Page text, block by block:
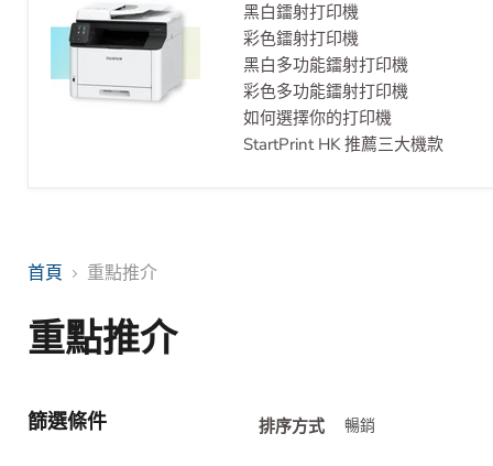
黑白鐳射打印機
彩色鐳射打印機
黑白多功能鐳射打印機
彩色多功能鐳射打印機
如何選擇你的打印機
StartPrint HK 推薦三大機款
首頁 重點推介
重點推介
篩選條件 排序方式